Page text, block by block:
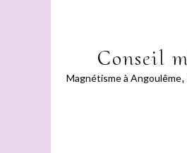
Conseil
Magnétisme à Angoulême,